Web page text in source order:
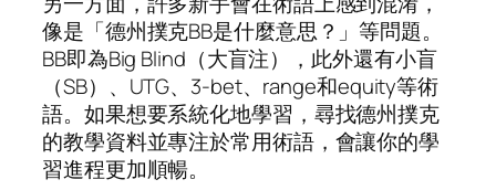
像是「德州撲克BB是什麼意思？」等問題。
BB即為Big Blind（大盲注），此外還有小盲
（SB）、UTG、3-bet、range和equity等術
語。如果想要系統化地學習，尋找德州撲克
的教學資料並專注於常用術語，會讓你的學
習進程更加順暢。